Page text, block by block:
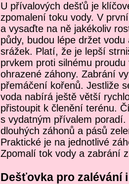
U přívalových dešťů je
zpomalení toku vody. V
a vysaďte na ně jakékoliv
půdy, budou lépe držet
srážek. Platí, že je lepší
prvkem proti silnému
ohrazené záhony. Zabrání
přemáčení kořenů. Jestliže
voda nabírá ještě větší
přistoupit k členění terénu.
s vydatným přívalem
dlouhých záhonů a pásů
Praktické je na jednotlivé
Zpomalí tok vody a zabrání
Dešťovka pro zalévání